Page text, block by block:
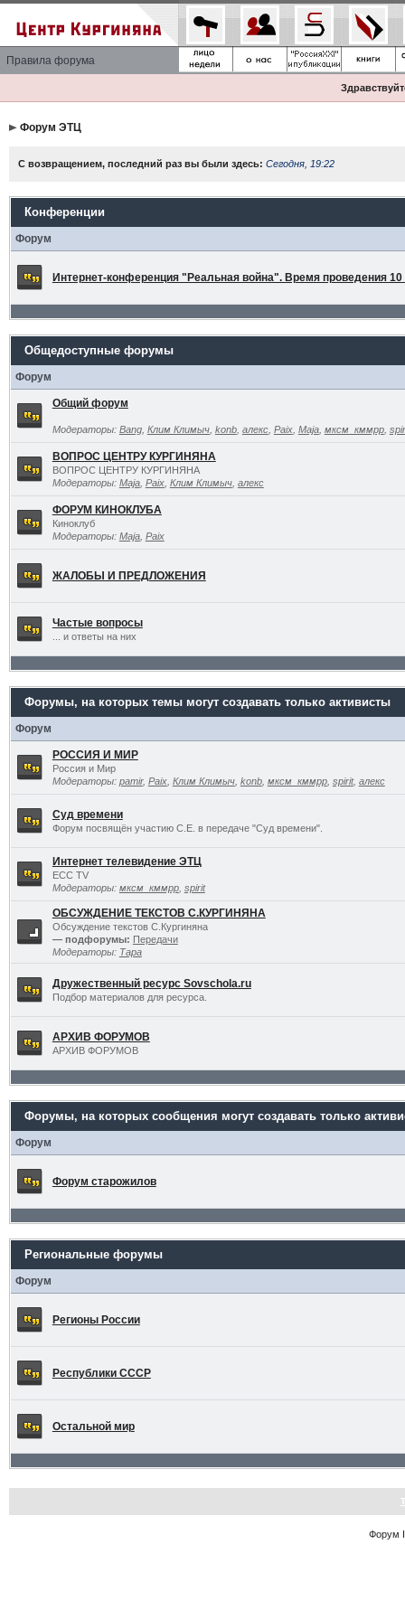
Правила форума
Форум ЭТЦ
С возвращением, последний раз вы были здесь: Сегодня, 19:22
Конференции
Форум
Интернет-конференция "Реальная война". Время проведения 10
Общедоступные форумы
Форум
Общий форум
Модераторы: Bang, Клим Климыч, konb, алекс, Paix, Maja, мксм_кммрр,
ВОПРОС ЦЕНТРУ КУРГИНЯНА
ВОПРОС ЦЕНТРУ КУРГИНЯНА
Модераторы: Maja, Paix, Клим Климыч, алекс
ФОРУМ КИНОКЛУБА
Киноклуб
Модераторы: Maja, Paix
ЖАЛОБЫ И ПРЕДЛОЖЕНИЯ
Частые вопросы
... и ответы на них
Форумы, на которых темы могут создавать только активисты
Форум
РОССИЯ И МИР
Россия и Мир
Модераторы: pamir, Paix, Клим Климыч, konb, мксм_кммрр, spirit, алекс
Суд времени
Форум посвящён участию С.Е. в передаче "Суд времени".
Интернет телевидение ЭТЦ
ECC TV
Модераторы: мксм_кммрр, spirit
ОБСУЖДЕНИЕ ТЕКСТОВ С.КУРГИНЯНА
Обсуждение текстов С.Кургиняна
— подфорумы: Передачи
Модераторы: Тара
Дружественный ресурс Sovschola.ru
Подбор материалов для ресурса.
АРХИВ ФОРУМОВ
АРХИВ ФОРУМОВ
Форумы, на которых сообщения могут создавать только
Форум
Форум старожилов
Региональные форумы
Форум
Регионы России
Республики СССР
Остальной мир
Форум